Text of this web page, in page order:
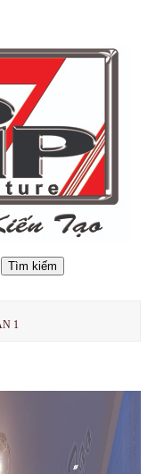
Tìm kiếm
1